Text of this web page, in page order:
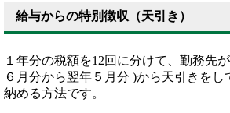
給与からの特別徴収（天引き）
１年分の税額を12回に分けて、勤務先
６月分から翌年５月分 )から天引きをし
納める方法です。